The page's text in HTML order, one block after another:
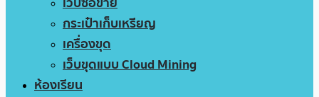
กระเป๋าเก็บเหรียญ
เครื่องขุด
เว็บขุดแบบ Cloud Mining
ห้องเรียน